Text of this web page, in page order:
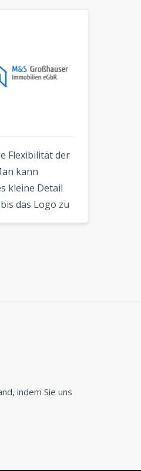
der
kann
Detail
das Logo zu
Ein
indem Sie uns